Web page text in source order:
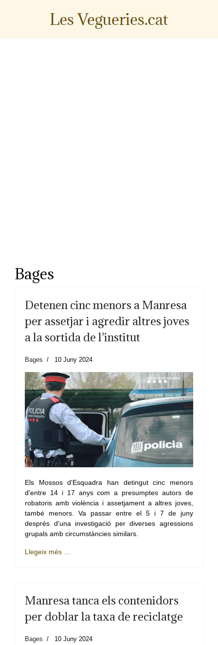
Bages
Detenen cinc menors a Manresa
per assetjar i agredir altres joves
a la sortida de l'institut
Bages 10 Juny 2024
Els Mossos d'Esquadra han detingut cinc menors
d'entre 14 i 17 anys com a presumptes autors de
robatoris amb violència i assetjament a altres joves,
també menors. Va passar entre el 5 i 7 de juny
després d'una investigació per diverses agressions
grupals amb circumstàncies similars.
Llegeix més …
Manresa tanca els contenidors
per doblar la taxa de reciclatge
Bages 10 Juny 2024